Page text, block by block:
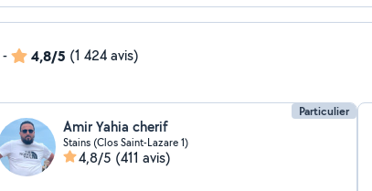
- 4,8/5 (1 424 avis)
Particulier
Amir Yahia cherif
Stains (Clos Saint-Lazare 1)
4,8/5 (411 avis)